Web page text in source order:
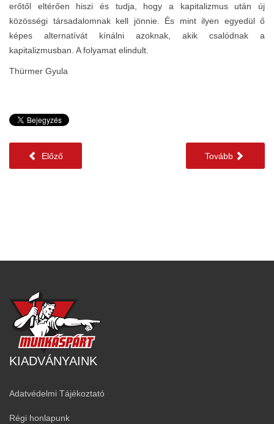
erőtől eltérően hiszi és tudja, hogy a kapitalizmus után új
közösségi társadalomnak kell jönnie. És mint ilyen egyedül ő
képes alternatívát kínálni azoknak, akik csalódnak a
kapitalizmusban. A folyamat elindult.
Thürmer Gyula
Előző Tovább
KIADVÁNYAINK
Adatvédelmi Tájékoztató
Régi honlapunk